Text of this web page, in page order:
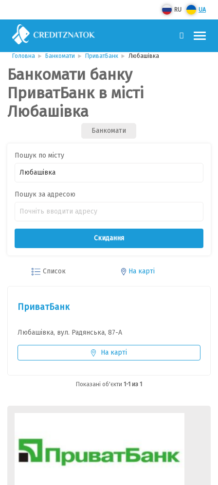
RU UA
Головна Банкомати ПриватБанк Любашівка
Банкомати банку
ПриватБанк в місті
Любашівка
Банкомати
Пошук по місту
Пошук за адресою
Скидання
Список На карті
ПриватБанк
Любашівка, вул. Радянська, 87-А
На карті
Показані об'єкти 1-1 из 1